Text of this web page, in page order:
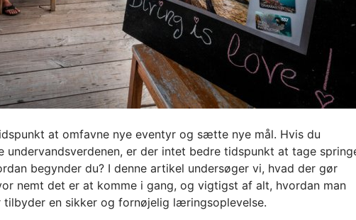
at omfavne nye eventyr og sætte nye mål. Hvis du
undervandsverdenen, er der intet bedre tidspunkt at tage
begynder du? I denne artikel undersøger vi, hvad der gør
nemt det er at komme i gang, og vigtigst af alt, hvordan man
en sikker og fornøjelig læringsoplevelse.